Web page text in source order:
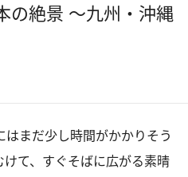
の絶景 ～九州・沖縄
まだ少し時間がかかりそう
て、すぐそばに広がる素晴